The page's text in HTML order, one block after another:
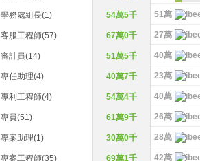
學務處組長(1) 54萬5千 51萬
客服工程師(57) 67萬0千 27萬
審計員(14) 51萬5千 40萬
專任助理(4) 40萬7千 23萬
專利工程師(4) 54萬4千 40萬
專員(51) 61萬9千 26萬
專案助理(1) 30萬0千 28萬
專案工程師(35) 69萬1千 42萬